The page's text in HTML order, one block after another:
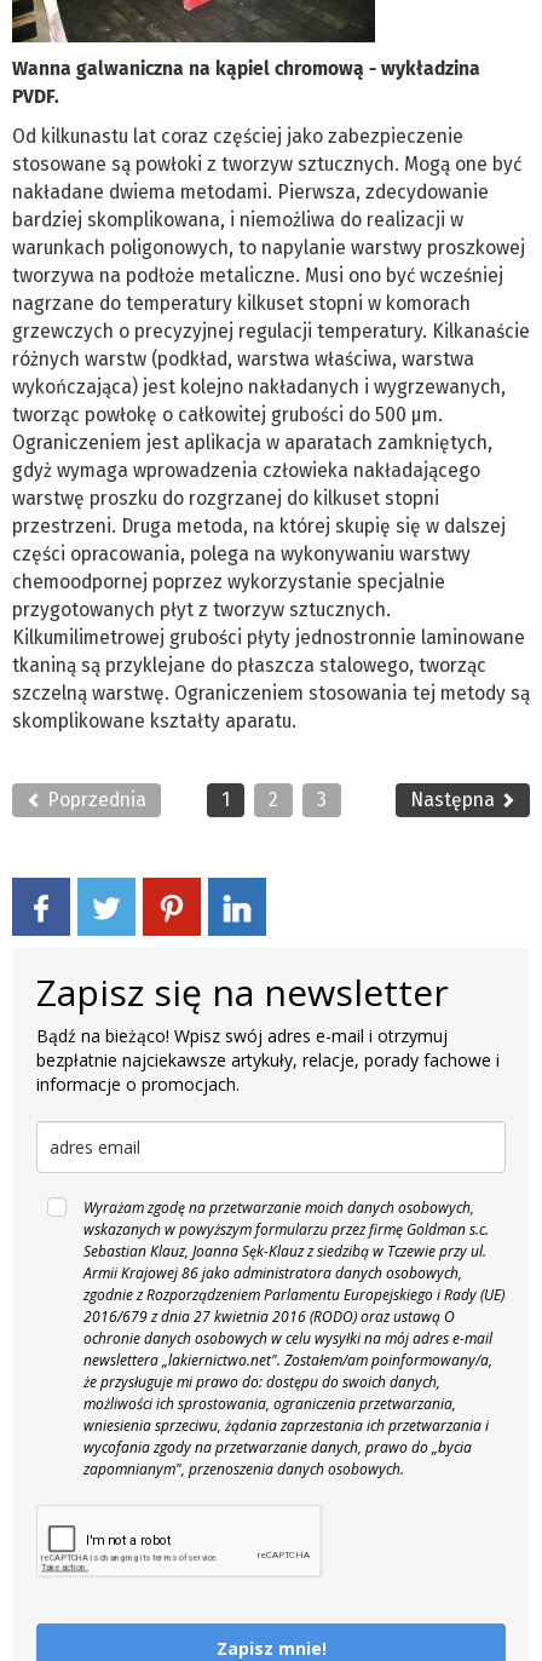
Wanna galwaniczna na kąpiel chromową - wykładzina
PVDF.
Od kilkunastu lat coraz częściej jako zabezpieczenie
stosowane są powłoki z tworzyw sztucznych. Mogą one być
nakładane dwiema metodami. Pierwsza, zdecydowanie
bardziej skomplikowana, i niemożliwa do realizacji w
warunkach poligonowych, to napylanie warstwy proszkowej
tworzywa na podłoże metaliczne. Musi ono być wcześniej
nagrzane do temperatury kilkuset stopni w komorach
grzewczych o precyzyjnej regulacji temperatury. Kilkanaście
różnych warstw (podkład, warstwa właściwa, warstwa
wykończająca) jest kolejno nakładanych i wygrzewanych,
tworząc powłokę o całkowitej grubości do 500 µm.
Ograniczeniem jest aplikacja w aparatach zamkniętych,
gdyż wymaga wprowadzenia człowieka nakładającego
warstwę proszku do rozgrzanej do kilkuset stopni
przestrzeni. Druga metoda, na której skupię się w dalszej
części opracowania, polega na wykonywaniu warstwy
chemoodpornej poprzez wykorzystanie specjalnie
przygotowanych płyt z tworzyw sztucznych.
Kilkumilimetrowej grubości płyty jednostronnie laminowane
tkaniną są przyklejane do płaszcza stalowego, tworząc
szczelną warstwę. Ograniczeniem stosowania tej metody są
skomplikowane kształty aparatu.
Poprzednia 1 2 3 Następna
Zapisz się na newsletter
Bądź na bieżąco! Wpisz swój adres e-mail i otrzymuj
bezpłatnie najciekawsze artykuły, relacje, porady fachowe i
informacje o promocjach.
Wyrażam zgodę na przetwarzanie moich danych osobowych,
wskazanych w powyższym formularzu przez firmę Goldman s.c.
Sebastian Klauz, Joanna Sęk-Klauz z siedzibą w Tczewie przy ul.
Armii Krajowej 86 jako administratora danych osobowych,
zgodnie z Rozporządzeniem Parlamentu Europejskiego i Rady (UE)
2016/679 z dnia 27 kwietnia 2016 (RODO) oraz ustawą O
ochronie danych osobowych w celu wysyłki na mój adres e-mail
newslettera „lakiernictwo.net". Zostałem/am poinformowany/a,
że przysługuje mi prawo do: dostępu do swoich danych,
możliwości ich sprostowania, ograniczenia przetwarzania,
wniesienia sprzeciwu, żądania zaprzestania ich przetwarzania i
wycofania zgody na przetwarzanie danych, prawo do „bycia
zapomnianym", przenoszenia danych osobowych.
Zapisz mnie!